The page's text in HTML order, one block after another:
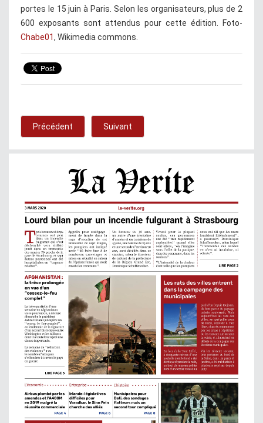
portes le 15 juin à Paris. Selon les organisateurs, plus de 2
600 exposants sont attendus pour cette édition. Foto-
Chabe01, Wikimedia commons.
Précédent Suivant